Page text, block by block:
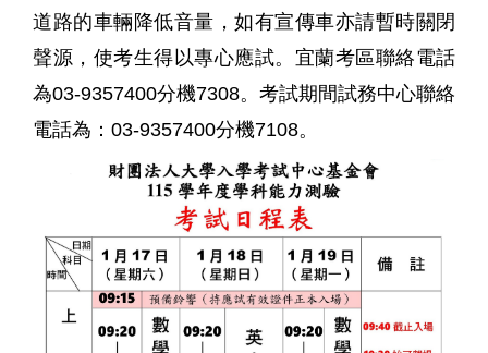
道路的車輛降低音量，如有宣傳車亦請暫時關閉
聲源，使考生得以專心應試。宜蘭考區聯絡電話
為03-9357400分機7308。考試期間試務中心聯絡
電話為： 03-9357400分機7108。